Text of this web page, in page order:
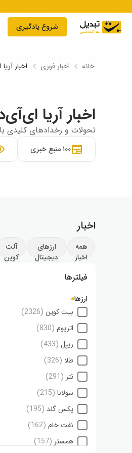
شروع یادگیری
خانه اخبار فوری اخبار
اخبار آریا ای‌آی
تحولات و رخدادهای کلیدی
۱۰۰ منبع خبری
اخبار
همه
اخبار
ارزهای
دیجیتال
آلت
کوین
فیلترها
ارزها
بیت کوین (2326)
اتریوم (830)
ریپل (433)
طلا (326)
تتر (291)
سولانا (215)
پکس گلد (195)
نفت خام (162)
همستر (157)